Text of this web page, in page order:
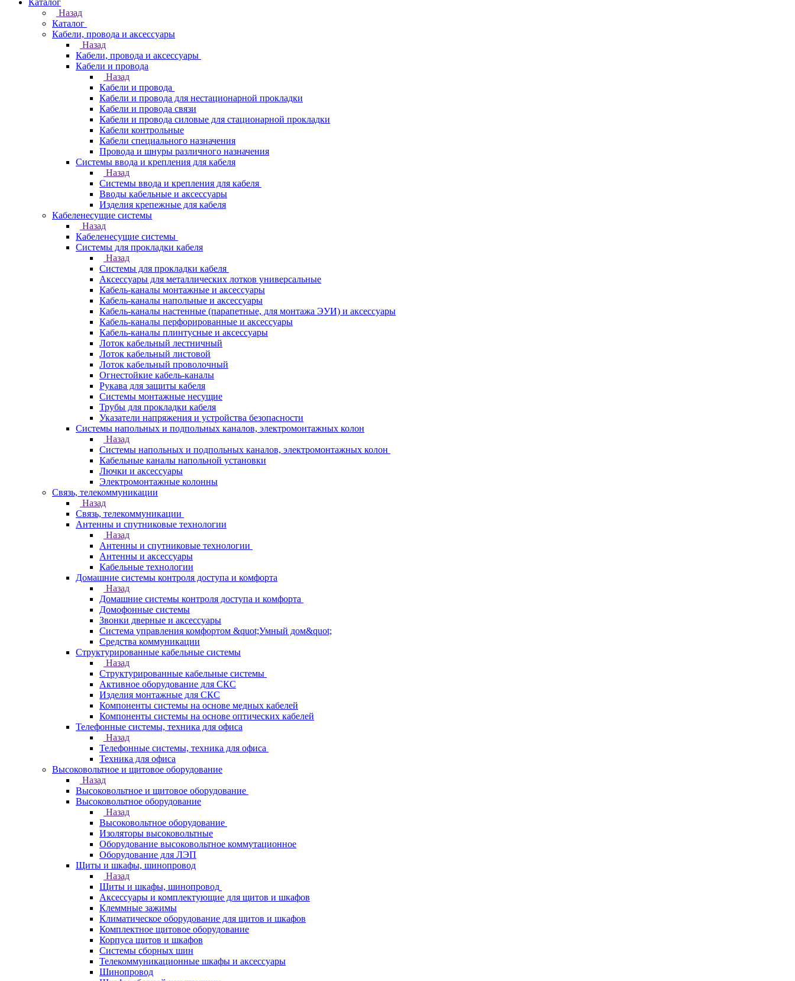
Каталог
Назад
Каталог
Кабели, провода и аксессуары
Назад
Кабели, провода и аксессуары
Кабели и провода
Назад
Кабели и провода
Кабели и провода для нестационарной прокладки
Кабели и провода связи
Кабели и провода силовые для стационарной прокладки
Кабели контрольные
Кабели специального назначения
Провода и шнуры различного назначения
Системы ввода и крепления для кабеля
Назад
Системы ввода и крепления для кабеля
Вводы кабельные и аксессуары
Изделия крепежные для кабеля
Кабеленесущие системы
Назад
Кабеленесущие системы
Системы для прокладки кабеля
Назад
Системы для прокладки кабеля
Аксессуары для металлических лотков универсальные
Кабель-каналы монтажные и аксессуары
Кабель-каналы напольные и аксессуары
Кабель-каналы настенные (парапетные, для монтажа ЭУИ) и аксессуары
Кабель-каналы перфорированные и аксессуары
Кабель-каналы плинтусные и аксессуары
Лоток кабельный лестничный
Лоток кабельный листовой
Лоток кабельный проволочный
Огнестойкие кабель-каналы
Рукава для защиты кабеля
Системы монтажные несущие
Трубы для прокладки кабеля
Указатели напряжения и устройства безопасности
Системы напольных и подпольных каналов, электромонтажных колон
Назад
Системы напольных и подпольных каналов, электромонтажных колон
Кабельные каналы напольной установки
Лючки и аксессуары
Электромонтажные колонны
Связь, телекоммуникации
Назад
Связь, телекоммуникации
Антенны и спутниковые технологии
Назад
Антенны и спутниковые технологии
Антенны и аксессуары
Кабельные технологии
Домашние системы контроля доступа и комфорта
Назад
Домашние системы контроля доступа и комфорта
Домофонные системы
Звонки дверные и аксессуары
Система управления комфортом &quot;Умный дом&quot;
Средства коммуникации
Структурированные кабельные системы
Назад
Структурированные кабельные системы
Активное оборудование для СКС
Изделия монтажные для СКС
Компоненты системы на основе медных кабелей
Компоненты системы на основе оптических кабелей
Телефонные системы, техника для офиса
Назад
Телефонные системы, техника для офиса
Техника для офиса
Высоковольтное и щитовое оборудование
Назад
Высоковольтное и щитовое оборудование
Высоковольтное оборудование
Назад
Высоковольтное оборудование
Изоляторы высоковольтные
Оборудование высоковольтное коммутационное
Оборудование для ЛЭП
Щиты и шкафы, шинопровод
Назад
Щиты и шкафы, шинопровод
Аксессуары и комплектующие для щитов и шкафов
Клеммные зажимы
Климатическое оборудование для щитов и шкафов
Комплектное щитовое оборудование
Корпуса щитов и шкафов
Системы сборных шин
Телекоммуникационные шкафы и аксессуары
Шинопровод